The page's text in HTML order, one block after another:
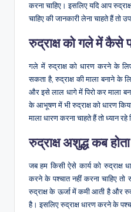
करना चाहिए। इसलिए यदि आप
चाहिए की जानकारी लेना चाहते हैं
रुद्राक्ष को गले में कैसे
गले में रुद्राक्ष को धारण करने के
सकता है, रुद्राक्ष की माला बनाने के
और इसे लाल धागे में पिरो कर माला
के आभूषण में भी रुद्राक्ष को धारण
माला धारण करना चाहते हैं तो ध्यान
रुद्राक्ष अशुद्ध कब
जब हम किसी ऐसे कार्य को रुद्राक्ष
करने के पश्चात नहीं करना चाहिए तो
रुद्राक्ष के ऊर्जा में कमी आती है और
है। इसलिए रुद्राक्ष धारण करने के